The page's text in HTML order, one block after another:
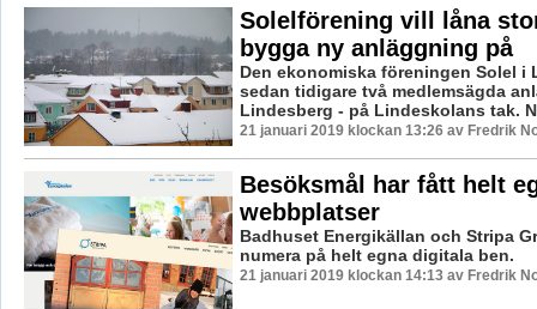
Solelförening vill låna
bygga ny anläggning på
Den ekonomiska föreningen Solel i
sedan tidigare två medlemsägda
Lindesberg - på Lindeskolans tak.
21 januari 2019 klockan 13:26 av Fredrik
Besöksmål har fått helt
webbplatser
Badhuset Energikällan och Stripa
numera på helt egna digitala ben.
21 januari 2019 klockan 14:13 av Fredrik